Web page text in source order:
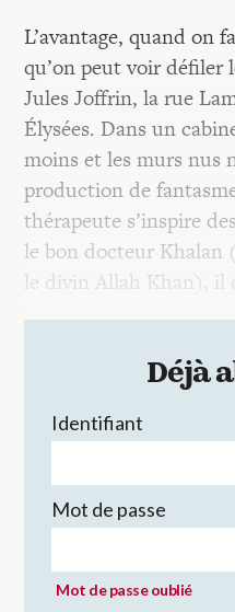
L’avantage, quand on
qu’on peut voir défiler
Jules Joffrin, la rue
Élysées. Dans un
moins et les murs nus
production de
thérapeute s’inspire
le bon docteur Khalan
le divin Allah Khan), il
Déjà
Identifiant
Mot de passe
Mot de passe oublié